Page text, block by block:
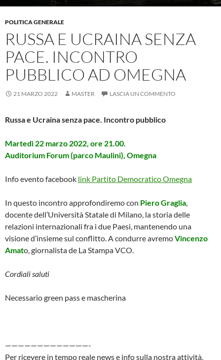
POLITICA GENERALE
RUSSA E UCRAINA SENZA
PACE. INCONTRO
PUBBLICO AD OMEGNA
21 MARZO 2022 MASTER LASCIA UN COMMENTO
Russa e Ucraina senza pace. Incontro pubblico
Martedì 22 marzo 2022, ore 21.00.
Auditorium Forum (parco Maulini), Omegna
Info evento facebook link Partito Democratico Omegna
In questo incontro approfondiremo con Piero Graglia,
docente dell’Università Statale di Milano, la storia delle
relazioni internazionali fra i due Paesi, mantenendo una
visione d’insieme sul conflitto. A condurre avremoVincenzo
Amato, giornalista de La Stampa VCO.
Cordiali saluti
Necessario green pass e mascherina
—————————————-
Per ricevere in tempo reale news e info sulla nostra attività,